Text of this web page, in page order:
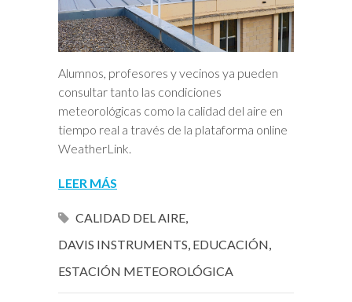
Alumnos, profesores y vecinos ya pueden
consultar tanto las condiciones
meteorológicas como la calidad del aire en
tiempo real a través de la plataforma online
WeatherLink.
LEER MÁS
CALIDAD DEL AIRE,
DAVIS INSTRUMENTS, EDUCACIÓN,
ESTACIÓN METEOROLÓGICA